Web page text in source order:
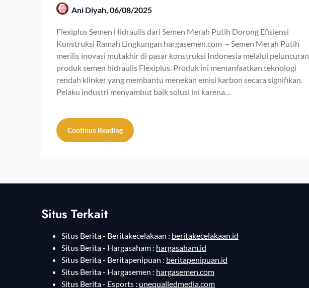
Ani Diyah, 06/08/2025
Flexiplus Semen Hidraulis dari Semen Merah Putih Dorong Efisiensi
Konstruksi Ramah Lingkungan hargasemen.com – Semen Merah Putih
merilis inovasi mutakhir di pasar konstruksi Indonesia melalui peluncuran
produk semen hidraulis Flexiplus. Produk ini memanfaatkan teknologi
rendah klinker yang membantu menekan emisi karbon secara signifikan.
Pelaku industri menyambut baik solusi ini karena…
Continue Reading
Situs Terkait
Situs Berita - Beritakecelakaan : beritakecelakaan.id
Situs Berita - Hargasaham : hargasaham.id
Situs Berita - Beritapenipuan : beritapenipuan.id
Situs Berita - Hargasemen : hargasemen.com
Situs Berita - Esports : unequalledmedia.com